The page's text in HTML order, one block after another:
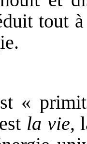
tout
«
la vie,